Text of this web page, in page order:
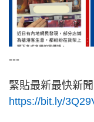
---
緊貼最新最快新
https://bit.ly/